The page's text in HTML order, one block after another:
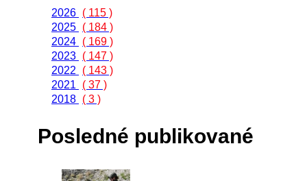
2026 ( 115 )
2025 ( 184 )
2024 ( 169 )
2023 ( 147 )
2022
( 143 )
2021
( 37 )
2018 ( 3 )
Posledné publikované